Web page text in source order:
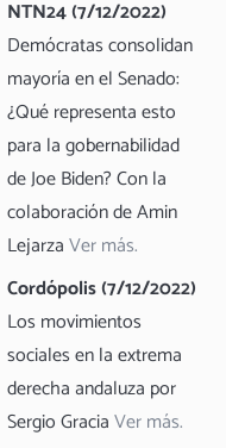
NTN24 (7/12/2022)
Demócratas consolidan
mayoría en el Senado:
¿Qué representa esto
para la gobernabilidad
de Joe Biden? Con la
colaboración de Amin
LejarzaVer más.
Cordópolis (7/12/2022)
Los movimientos
sociales en la extrema
derecha andaluza por
Sergio GraciaVer más.